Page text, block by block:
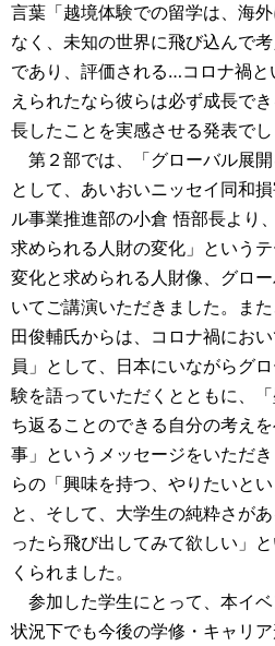
言葉「越境体験での留学は、海
なく、未知の世界に飛び込んで
であり、評価される…コロナ禍
えられたなら彼らは必ず成長で
長したことを実感させる発表で
第２部では、「グローバル展開
として、あいおいニッセイ同和
ル事業推進部の小倉 悟部長より
求められる人財の変化」という
変化と求められる人財像、グロ
いてご講演いただきました。ま
田俊輔氏からは、コロナ禍にお
員」として、日本にいながらグ
験を語っていただくとともに、
ち返ることのできる自分の考え
事」というメッセージをいただ
らの「興味を持つ、やりたいと
と、そして、大学生の純粋さが
ったら飛び出してみて欲しい」
くられました。
参加した学生にとって、本イ
状況下でも今後の学修・キャリア